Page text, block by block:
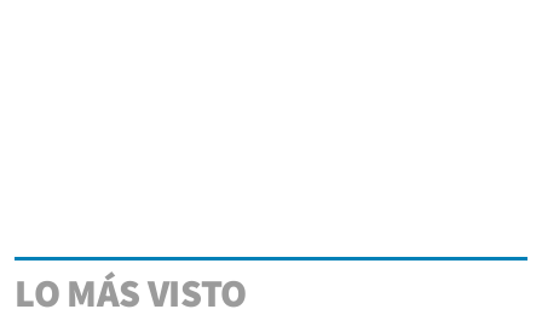
LO MÁS VISTO